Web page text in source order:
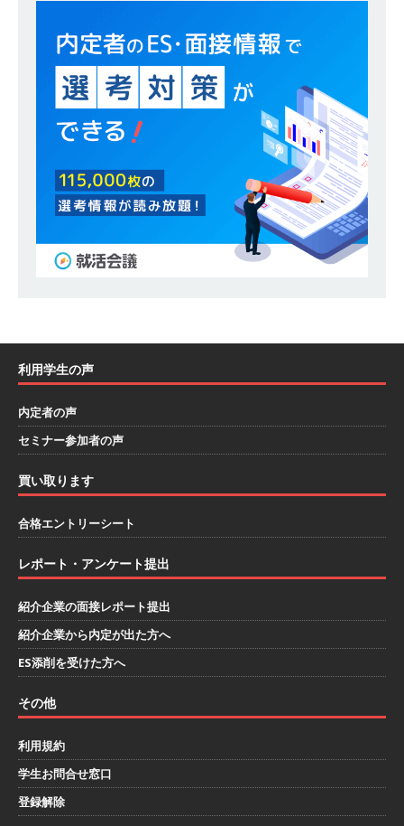
模の重要施設の建設に携わるサブコン ｜ 環境保
全や脱炭素社会の実現にも貢献 ｜ 初任給28万
+各手当 ｜ 年間休日125日 ｜ オーク設備工業
【 28卒 ｜ 建築プロセスの一
部を体験できるイベント開催 】香川・大阪勤務
｜ 四国・関東エリアで圧倒的な存在感を誇る総
合建設会社（ゼネコン） ｜ 充実の福利厚生・資
体育会積極採用企業
財に成長することが可能 ｜ 住宅手当有 ｜ スチー
[ 2026年5月11日 ]
科・疼痛領域から信頼の厚い老舗製薬メーカー
｜ 1人1人に合わせたキャリアを築ける可能性あ
年 ｜ 日本臓器製薬
体育会積極採用企業
利用学生の声
内定者の声
セミナー参加者の声
買い取ります
合格エントリーシート
レポート・アンケート提出
紹介企業の面接レポート提出
紹介企業から内定が出た方へ
ES添削を受けた方へ
その他
利用規約
学生お問合せ窓口
登録解除